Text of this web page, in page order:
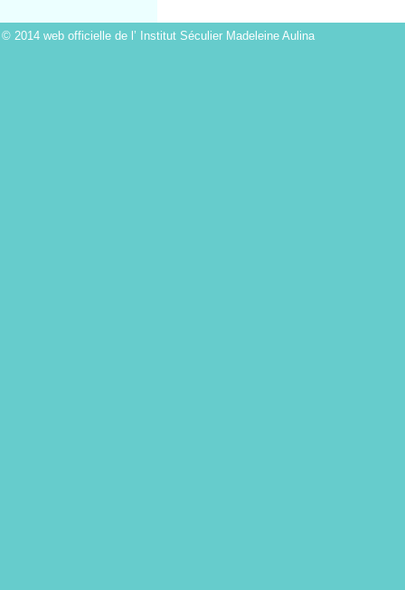
© 2014 web officielle de l’ Institut Séculier Madeleine Aulina